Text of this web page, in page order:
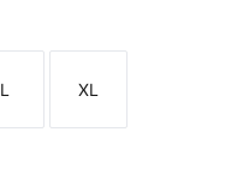
Talla
L
Talla
XL